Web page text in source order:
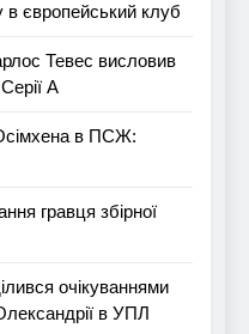
в європейський клуб
Тевес висловив
А
в ПСЖ:
гравця збірної
очікуваннями
в УПЛ